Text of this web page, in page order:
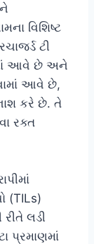
વિશિષ્ટ
ટી
આવે છે અને
આવે છે,
કરે છે. તે
રક્ત
(TILs)
લડી
પ્રમાણમાં